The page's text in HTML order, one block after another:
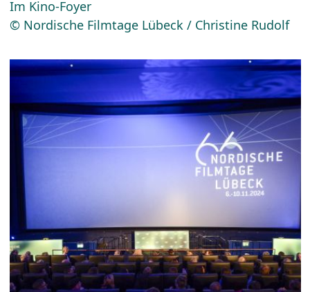
Im Kino-Foyer
© Nordische Filmtage Lübeck / Christine Rudolf